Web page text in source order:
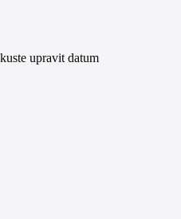
upravit datum